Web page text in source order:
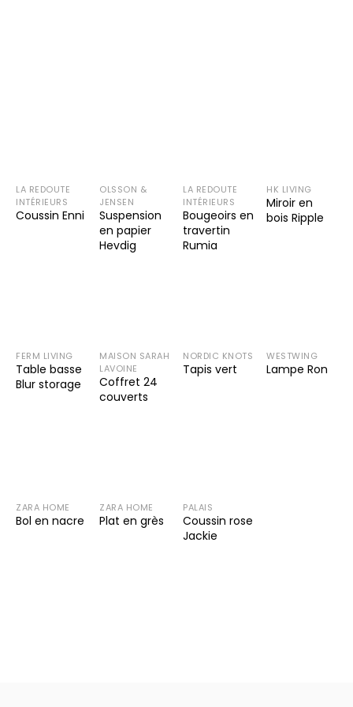
LA REDOUTE
INTÉRIEURS
Coussin Enni
OLSSON &
JENSEN
Suspension
en papier
Hevdig
LA REDOUTE
INTÉRIEURS
Bougeoirs en
travertin
Rumia
HK LIVING
Miroir en
bois Ripple
FERM LIVING
Table basse
Blur storage
MAISON SARAH
LAVOINE
Coffret 24
couverts
NORDIC KNOTS
Tapis vert
WESTWING
Lampe Ron
ZARA HOME
Bol en nacre
ZARA HOME
Plat en grès
PALAIS
Coussin rose
Jackie